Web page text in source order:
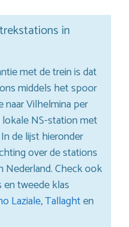
in
met de trein is dat
middels het spoor
naar Vilhelmina per
NS-station met
de lijst hieronder
over de stations
Nederland. Check ook
tweede klas
Laziale,Tallaghten